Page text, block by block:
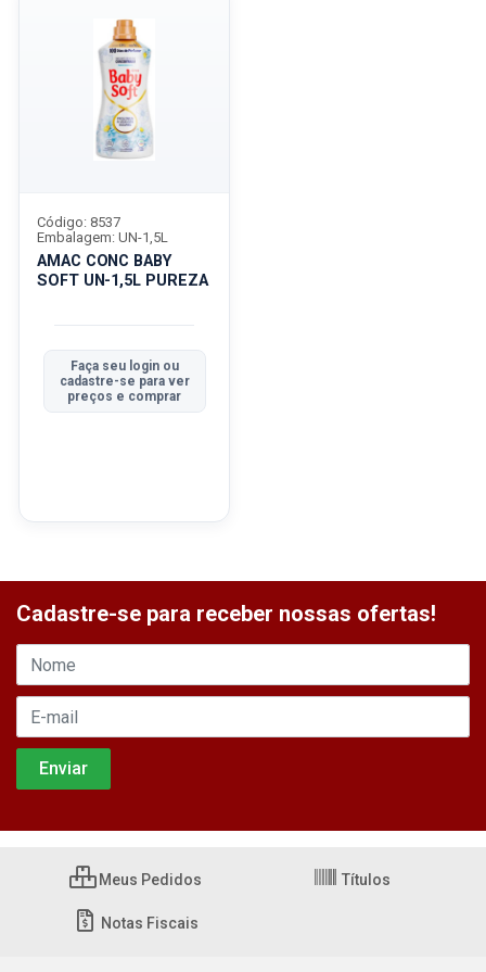
AMAC CONC BABY
SOFT UN-1,5L PUREZA
Código: 8537
Embalagem: UN-1,5L
Faça seu login ou
cadastre-se para ver
preços e comprar
Cadastre-se para receber nossas ofertas!
Meus Pedidos Títulos
Notas Fiscais